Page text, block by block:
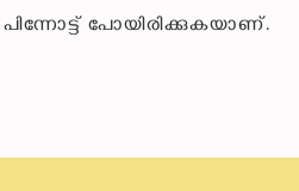
പോയിരിക്കുകയാണ്.